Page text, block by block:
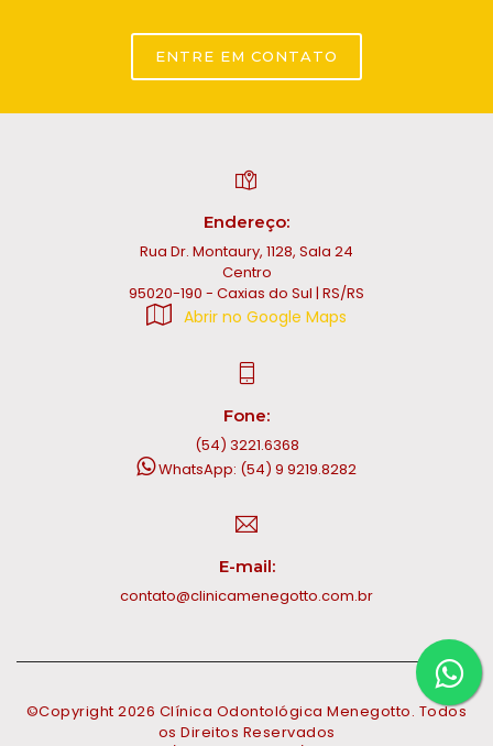
ENTRE EM CONTATO
Endereço:
Rua Dr. Montaury, 1128, Sala 24
Centro
95020-190 - Caxias do Sul | RS/RS
Abrir no Google Maps
Fone:
(54) 3221.6368
WhatsApp: (54) 9 9219.8282
E-mail:
contato@clinicamenegotto.com.br
©Copyright2026 Clínica Odontológica Menegotto. Todos
os Direitos Reservados